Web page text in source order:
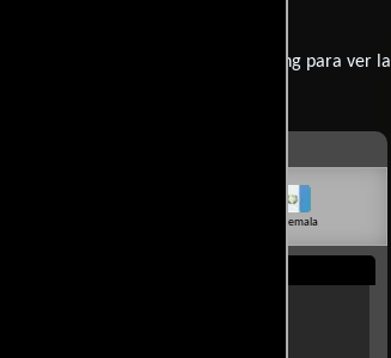
o contratar un servicio de streming para ver la
Guatemala